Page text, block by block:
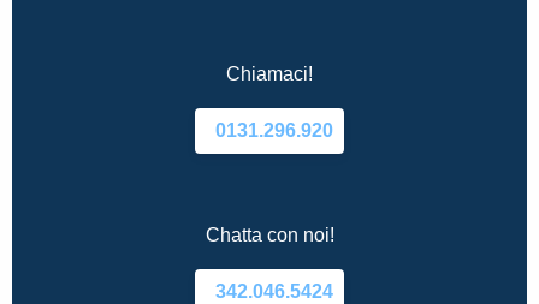
Chiamaci!
0131.296.920
Chatta con noi!
342.046.5424